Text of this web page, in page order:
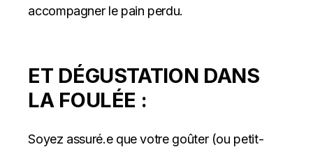
accompagner le pain perdu.
ET DÉGUSTATION DANS
LA FOULÉE :
Soyez assuré.e que votre goûter (ou petit-